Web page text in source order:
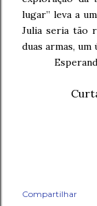
lugar” leva a
Julia seria tão
duas armas,
Compartilhar